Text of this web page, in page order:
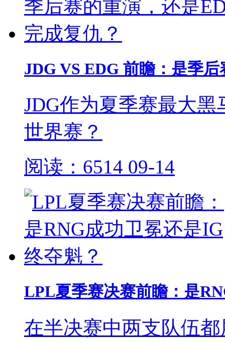
JDG VS EDG 前瞻：是季
JDG作为夏季赛最大
世界赛？
阅读：6514 09-14
LPL夏季赛决赛前瞻：是
在半决赛中两支队伍